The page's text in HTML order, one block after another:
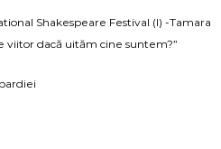
Shakespeare Festival (I) -Tamara
viitor dacă uităm cine suntem?”